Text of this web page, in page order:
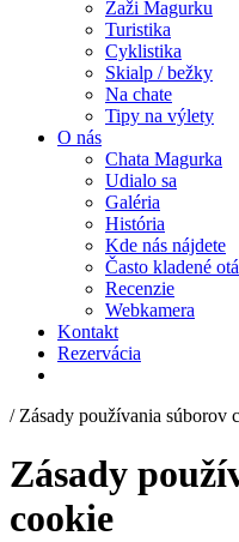
Zaži Magurku
Turistika
Cyklistika
Skialp / bežky
Na chate
Tipy na výlety
O nás
Chata Magurka
Udialo sa
Galéria
História
Kde nás nájdete
Často kladené
Recenzie
Webkamera
Kontakt
Rezervácia
/ Zásady používania súborov
Zásady
cookie